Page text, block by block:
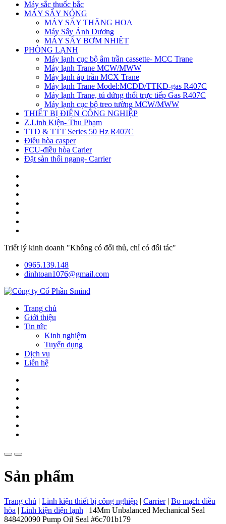
Máy sắc thuốc bắc
MÁY SẤY NÓNG
MÁY SẤY THĂNG HOA
Máy Sấy Ánh Dương
MÁY SẤY BƠM NHIỆT
PHÒNG LẠNH
Máy lạnh cục bộ âm trần cassette- MCC Trane
Máy lạnh Trane MCW/MWW
Máy lạnh áp trần MCX Trane
Máy lạnh Trane Model:MCDD/TTKD-gas R407C
Máy lạnh Trane, tủ đứng thổi trực tiếp Gas R407C
Máy lạnh cục bộ treo tường MCW/MWW
THIẾT BỊ ĐIỆN CÔNG NGHIỆP
Z.Linh Kiện- Thu Phạm
TTD & TTT Series 50 Hz R407C
Điều hòa casper
FCU-điều hòa Carier
Đặt sàn thổi ngang- Carrier
Triết lý kinh doanh "Không có đối thủ, chỉ có đối tác"
0965.139.148
dinhtoan1076@gmail.com
Trang chủ
Giới thiệu
Tin tức
Kinh nghiệm
Tuyển dụng
Dịch vụ
Liên hệ
Sản phẩm
Trang chủ | Linh kiện thiết bị công nghiệp | Carrier| Bo mạch điều
hòa | Linh kiện điện lạnh | 14Mm Unbalanced Mechanical Seal
848420090 Pump Oil Seal #6c701b179